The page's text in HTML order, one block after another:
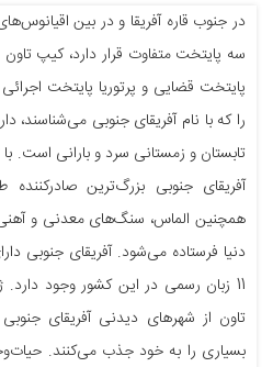
در جنوب قاره آفریقا و در بین
سه پایتخت متفاوت قرار دارد، کیپ تاون
پایتخت قضایی و پرتوریا پایتخت
را که با نام آفریقای جنوبی
تابستان و زمستانی سرد و بارانی است.
آفریقای جنوبی بزرگ‌ترین
همچنین الماس، سنگ‌های معدنی و
دنیا فرستاده می‌شود. آفریقای جنوبی
11 زبان رسمی در این کشور وجود
تاون از شهرهای دیدنی آفریقای
بسیاری را به خود جذب می‌کنند.